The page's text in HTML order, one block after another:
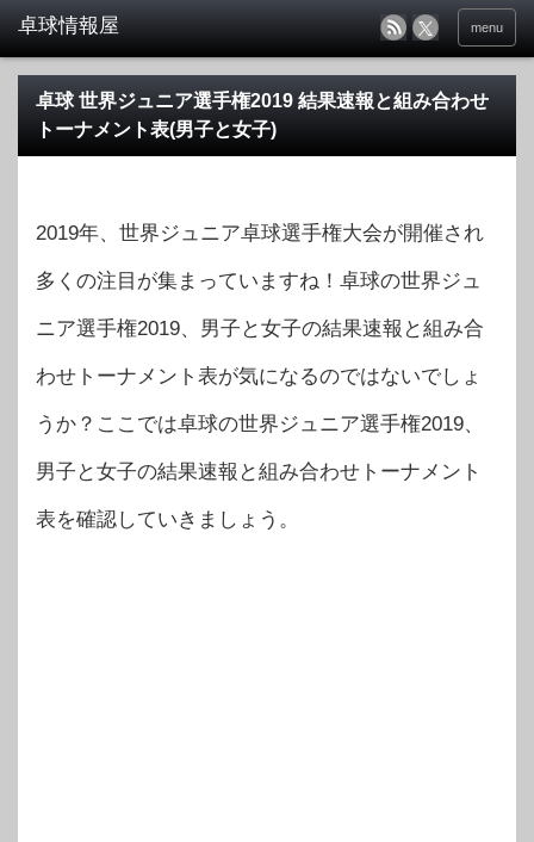
menu
卓球 世界ジュニア選手権2019 結果速報と組み合わせ
トーナメント表(男子と女子)
2019年、世界ジュニア卓球選手権大会が開催され
多くの注目が集まっていますね！卓球の世界ジュ
ニア選手権2019、男子と女子の結果速報と組み合
わせトーナメント表が気になるのではないでしょ
うか？ここでは卓球の世界ジュニア選手権2019、
男子と女子の結果速報と組み合わせトーナメント
表を確認していきましょう。